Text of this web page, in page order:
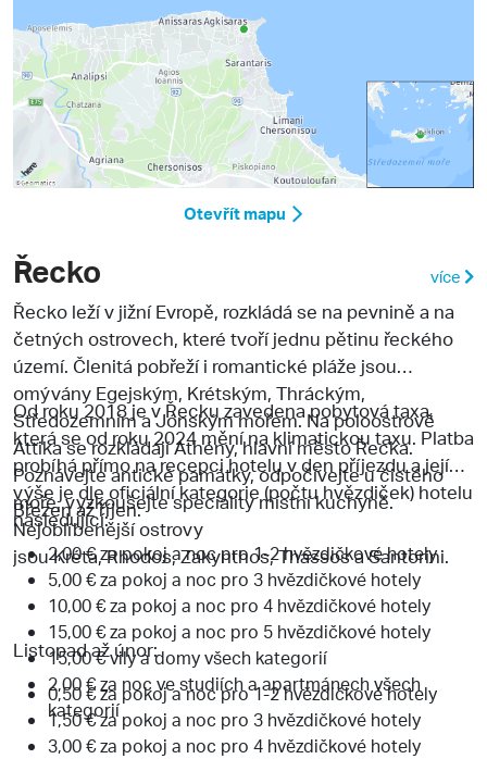
Otevřít mapu
Řecko více
Řecko leží v jižní Evropě, rozkládá se na pevnině a na
četných ostrovech, které tvoří jednu pětinu řeckého
území. Členitá pobřeží i romantické pláže jsou
omývány Egejským, Krétským, Thráckým,
Středozemním a Jónským mořem. Na poloostrově
Attikase rozkládají Athény, hlavní město Řecka.
Poznávejte antické památky, odpočívejte u čistého
moře, vyzkoušejte speciality místní kuchyně.
Nejoblíbenější ostrovy
jsou Kréta, Rhodos, Zakynthos, Thassos a Santorini.
Od roku 2018 je v Řecku zavedena pobytová taxa,
která se od roku 2024 mění na klimatickou taxu. Platba
probíhá přímo na recepci hotelu v den příjezdu a její
výše je dle oficiální kategorie (počtu hvězdiček) hotelu
následující:
Březen až říjen:
2,00 € za pokoj a noc pro 1-2 hvězdičkové hotely
5,00 € za pokoj a noc pro 3 hvězdičkové hotely
10,00 € za pokoj a noc pro 4 hvězdičkové hotely
15,00 € za pokoj a noc pro 5 hvězdičkové hotely
15,00 € vily a domy všech kategorií
2,00 € za noc ve studiích a apartmánech všech
kategorií
Listopad až únor:
0,50 € za pokoj a noc pro 1-2 hvězdičkové hotely
1,50 € za pokoj a noc pro 3 hvězdičkové hotely
3,00 € za pokoj a noc pro 4 hvězdičkové hotely